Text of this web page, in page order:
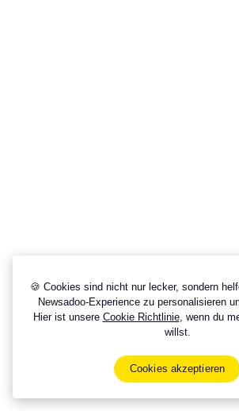
🍪 Cookies sind nicht nur lecker, sondern
Newsadoo-Experience zu personalisieren
Hier ist unsere Cookie Richtlinie, wenn du
willst.
Cookies akzeptieren